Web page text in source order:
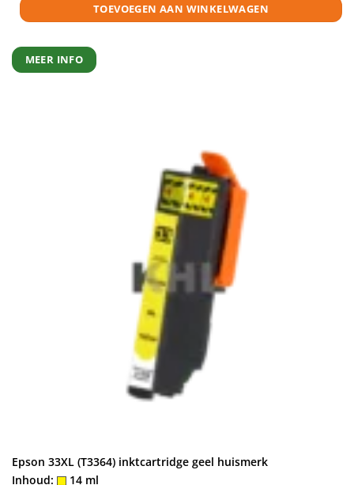
TOEVOEGEN AAN WINKELWAGEN
MEER INFO
Epson 33XL (T3364) inktcartridge geel huismerk
Inhoud:
14 ml